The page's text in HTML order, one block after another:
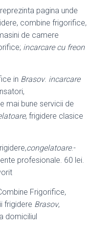
pagina unde
combine frigorifice,
de camere
incarcare cu freon
in Brasov. incarcare
mai bune servicii de
, frigidere clasice
congelatoare.-
profesionale. 60 lei.
Frigorifice,
frigidere Brasov,
domiciliul